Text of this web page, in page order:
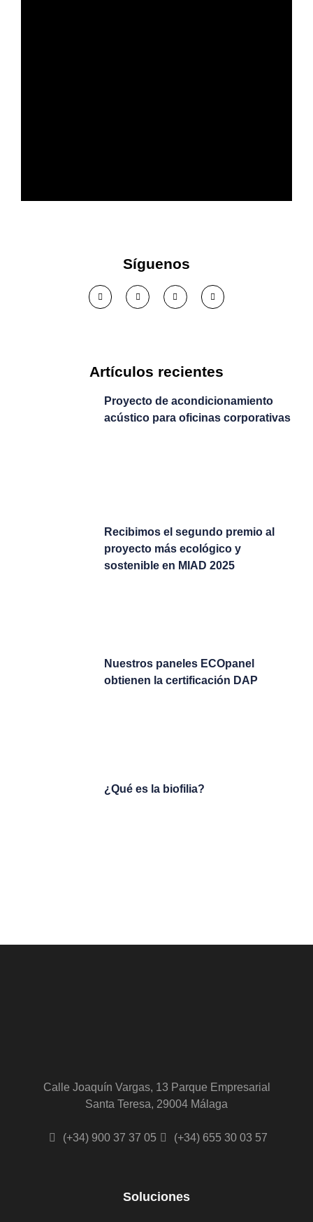
Ver solución >
Síguenos
Artículos recientes
Proyecto de acondicionamiento
acústico para oficinas corporativas
Recibimos el segundo premio al
proyecto más ecológico y
sostenible en MIAD 2025
Nuestros paneles ECOpanel
obtienen la certificación DAP
¿Qué es la biofilia?
Calle Joaquín Vargas, 13 Parque Empresarial
Santa Teresa, 29004 Málaga
(+34) 900 37 37 05 (+34) 655 30 03 57
Soluciones